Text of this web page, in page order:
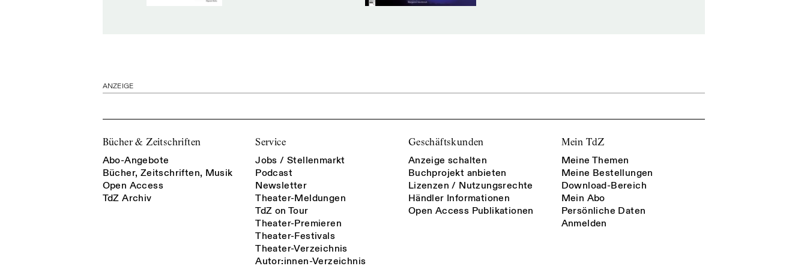
ANZEIGE
Bücher & Zeitschriften
Abo-Angebote
Bücher, Zeitschriften, Musik
Open Access
TdZ Archiv
Service
Jobs / Stellenmarkt
Podcast
Newsletter
Theater-Meldungen
TdZ on Tour
Theater-Premieren
Theater-Festivals
Theater-Verzeichnis
Autor:innen-Verzeichnis
Geschäftskunden
Anzeige schalten
Buchprojekt anbieten
Lizenzen / Nutzungsrechte
Händler Informationen
Open Access Publikationen
Mein TdZ
Meine Themen
Meine Bestellungen
Download-Bereich
Mein Abo
Persönliche Daten
Anmelden